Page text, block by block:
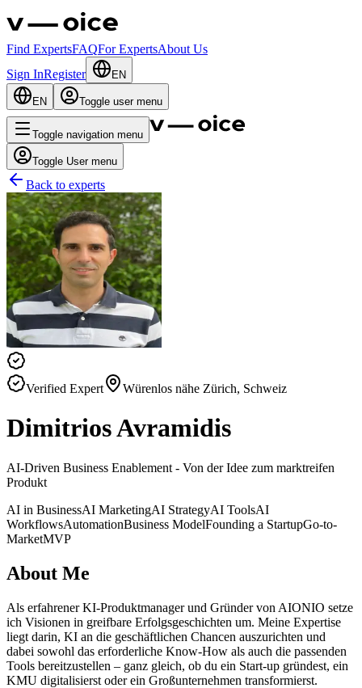
Find ExpertsFAQFor ExpertsAbout Us
Sign InRegister EN
EN Toggle user menu
Toggle navigation menu
Toggle User menu
Back to experts
Verified Expert Würenlos nähe Zürich, Schweiz
Dimitrios Avramidis
AI‑Driven Business Enablement - Von der Idee zum marktreifen
Produkt
AI in BusinessAI MarketingAI StrategyAI ToolsAI
WorkflowsAutomationBusiness ModelFounding a StartupGo-to-
MarketMVP
About Me
Als erfahrener KI‑Produktmanager und Gründer von AIONIO setze
ich Visionen in greifbare Erfolgsgeschichten um. Meine Expertise
liegt darin, KI an die geschäftlichen Chancen auszurichten und
dabei sowohl das erforderliche Know‑How als auch die passenden
Tools bereitzustellen – ganz gleich, ob du ein Start‑up gründest, ein
KMU digitalisierst oder ein Großunternehmen transformierst.